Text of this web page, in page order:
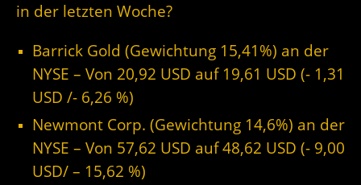
in der letzten Woche?
Barrick Gold (Gewichtung 15,41%) an der
NYSE – Von 20,92 USD auf 19,61 USD (- 1,31
USD /- 6,26 %)
Newmont Corp. (Gewichtung 14,6%) an der
NYSE – Von 57,62 USD auf 48,62 USD (- 9,00
USD/ – 15,62 %)